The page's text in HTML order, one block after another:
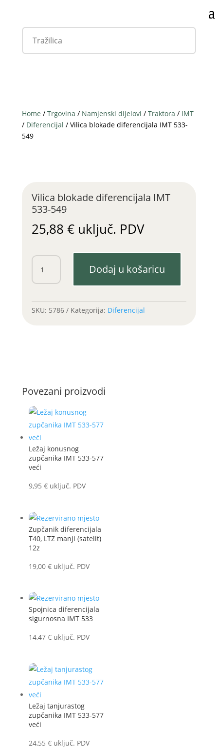
Home / Trgovina / Namjenski dijelovi / Traktora / IMT
/ Diferencijal / Vilica blokade diferencijala IMT 533-
549
Vilica blokade diferencijala IMT
533-549
25,88 € uključ. PDV
Vilica
blokade
diferencijala
Dodaj u košaricu
SKU: 5786 Kategorija: Diferencijal
Povezani proizvodi
Ležaj konusnog
zupčanika IMT 533-577
veći
9,95 € uključ. PDV
Zupčanik diferencijala
T40, LTZ manji (satelit)
12z
19,00 € uključ. PDV
Spojnica diferencijala
sigurnosna IMT 533
14,47 € uključ. PDV
Ležaj tanjurastog
zupčanika IMT 533-577
veći
24,55 € uključ. PDV